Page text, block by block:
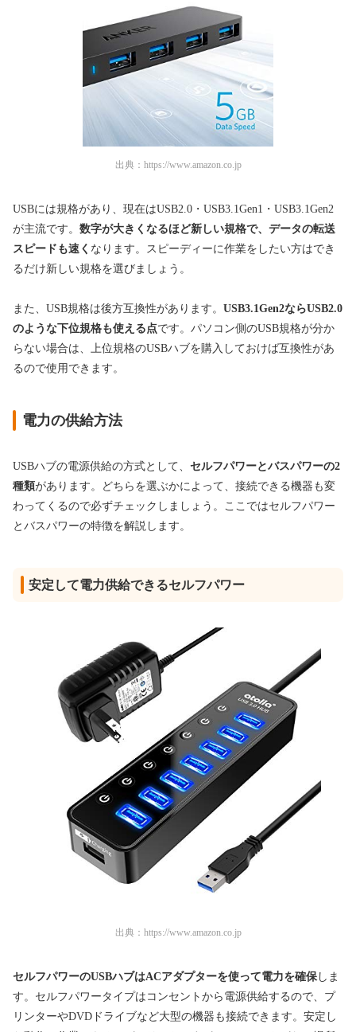
出典： https://www.amazon.co.jp
USBには規格があり、現在はUSB2.0・USB3.1Gen1・USB3.1Gen2
が主流です。 数字が大きくなるほど新しい規格で、データの転送
スピードも速く なります。スピーディーに作業をしたい方はでき
るだけ新しい規格を選びましょう。
また、USB規格は後方互換性があります。 USB3.1Gen2ならUSB2.0
のような下位規格も使える点です。パソコン側のUSB規格が分か
らない場合は、上位規格のUSBハブを購入しておけば互換性があ
るので使用できます。
電力の供給方法
USBハブの電源供給の方式として、 セルフパワーとバスパワーの2
種類があります。どちらを選ぶかによって、接続できる機器も変
わってくるので必ずチェックしましょう。ここではセルフパワー
とバスパワーの特徴を解説します。
安定して電力供給できるセルフパワー
出典： https://www.amazon.co.jp
セルフパワーのUSBハブはACアダプターを使って電力を確保 しま
す。セルフパワータイプはコンセントから電源供給するので、プ
リンターやDVDドライブなど大型の機器も接続できます。安定し